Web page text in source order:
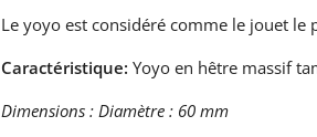
Le yoyo est considéré comme le jouet
Caractéristique: Yoyo en hêtre massif
Dimensions : Diamètre : 60 mm